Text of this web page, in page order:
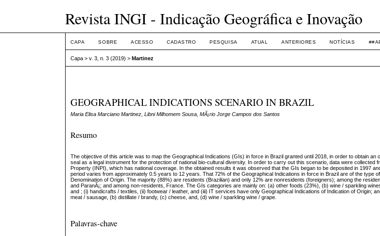
Revista INGI - Indicação Geográfica e Inovação
CAPA SOBRE ACESSO CADASTRO PESQUISA ATUAL ANTERIORES NOTÍCIAS
Capa >v. 3, n. 3 (2019) >Martinez
GEOGRAPHICAL INDICATIONS SCENARIO IN BRAZIL
Maria Elisa Marciano Martinez, Libni Milhomem Sousa, MÃ¡rio Jorge Campos dos Santos
Resumo
The objective of this article was to map the Geographical Indications (GIs) in force in Brazil granted until 2018, in order to obtain an
seal as a legal instrument for the protection of national bio-cultural diversity. In order to carry out this scenario, data were collected
Property (INPI), which has national coverage. In the obtained results it was observed that the GIs began to be deposited in 1997
period varies from approximately 0.5 years to 12 years. That 72% of the Geographical Indications in force in Brazil are of the type
Denomination of Origin. The majority (88%) are residents (Brazilian) and only 12% are nonresidents (foreigners); among the
and ParanÃ¡; and among non-residents, France. The GIs categories are mainly on: (a) other foods (23%), (b) wine / sparkling
and ; (i) handicrafts / textiles, (ii) footwear / leather, and (iii) IT services have only Geographical Indications of Indication of Origin;
meat / sausage, (b) distillate / brandy, (c) cheese, and, (d) wine / sparkling wine / grape.
Palavras-chave